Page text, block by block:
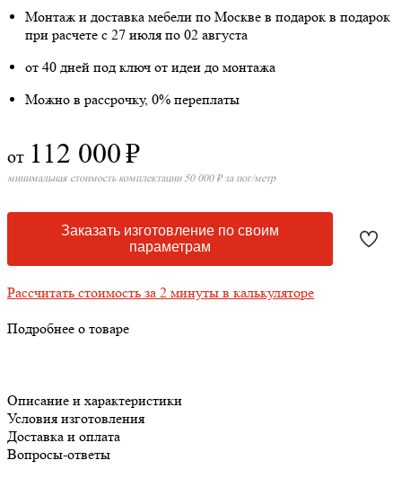
Монтаж и доставка мебели по Москве в подарок в подарок
при расчете с 27 июля по 02 августа
от 40 дней под ключ от идеи до монтажа
Можно в рассрочку, 0% переплаты
от 112 000₽
минимальная стоимость комплектации 50 000 ₽ за пог/метр
Заказать изготовление по своим
параметрам
Рассчитать стоимость за 2 минуты в калькуляторе
Подробнее о товаре
Описание и характеристики
Условия изготовления
Доставка и оплата
Вопросы-ответы